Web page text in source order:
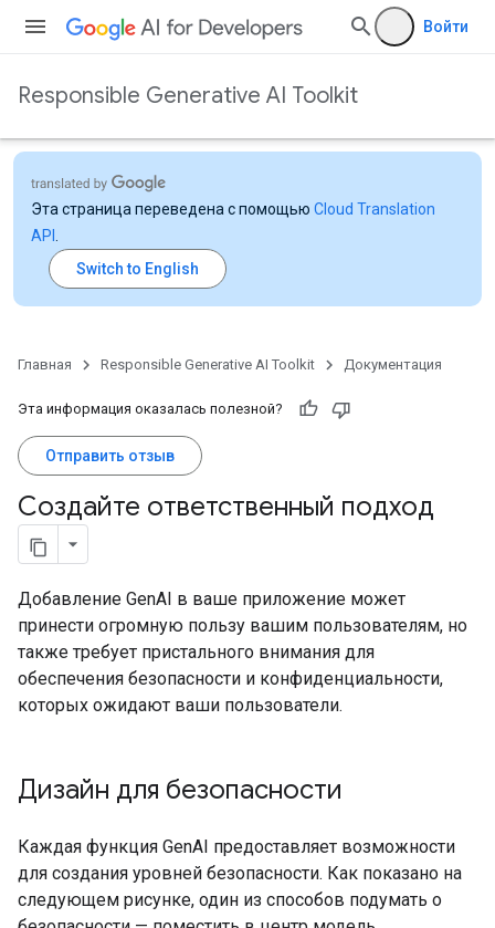
Войти
Responsible Generative AI Toolkit
Эта страница переведена с помощью Cloud Translation
API
Главная Responsible Generative AI Toolkit Документация
Эта информация оказалась полезной?
Отправить отзыв
Создайте ответственный подход
Добавление GenAI в ваше приложение может
принести огромную пользу вашим пользователям, но
также требует пристального внимания для
обеспечения безопасности и конфиденциальности,
которых ожидают ваши пользователи.
Дизайн для безопасности
Каждая функция GenAI предоставляет возможности
для создания уровней безопасности. Как показано на
следующем рисунке, один из способов подумать о